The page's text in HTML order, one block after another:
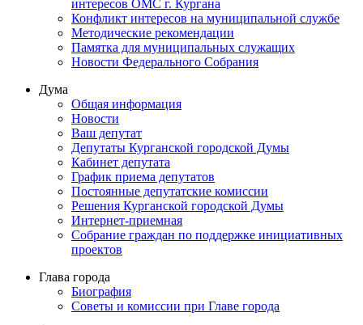
интересов ОМС г. Кургана
Конфликт интересов на муниципальной службе
Методические рекомендации
Памятка для муниципальных служащих
Новости Федерального Cобрания
Дума
Общая информация
Новости
Ваш депутат
Депутаты Курганской городской Думы
Кабинет депутата
График приема депутатов
Постоянные депутатские комиссии
Решения Курганской городской Думы
Интернет-приемная
Собрание граждан по поддержке инициативных
проектов
Глава города
Биография
Советы и комиссии при Главе города